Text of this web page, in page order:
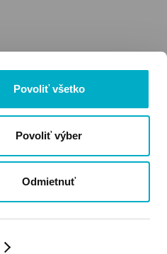
Povoliť všetko
Povoliť výber
Odmietnuť